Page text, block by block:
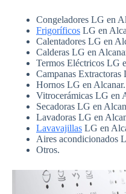
Congeladores LG en
Frigoríficos LG en
Calentadores LG en
Calderas LG en
Termos Eléctricos LG
Campanas Extractoras
Hornos LG en Alcanar.
Vitrocerámicas LG en
Secadoras LG en
Lavadoras LG en
Lavavajillas LG en
Aires acondicionados
Otros.